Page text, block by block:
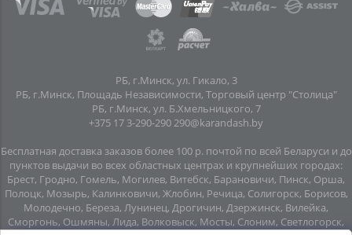
РБ, г.Минск, ул. Гикало, 3
РБ, г.Минск, Площадь Независимости, Торговый центр "Столица"
РБ, г.Минск, ул. Б.Хмельницкого, 7
+375 17 3-290-290 290@karandash.by
Бесплатная доставка заказов более 100 р. почтой по всей Беларуси и до
пунктов выдачи во всех областных центрах и крупнейших городах:
Брест, Гродно, Гомель, Могилев, Витебск, Барановичи, Пинск, Орша,
Полоцк, Мозырь, Калинковичи, Жлобин, Речица, Солигорск, Борисов,
Молодечно, Береза, Лунинец, Дрогичин, Дзержинск, Вилейка,
Сморгонь, Ошмяны, Лида, Волковыск, Мосты, Слоним, Светлогорск,